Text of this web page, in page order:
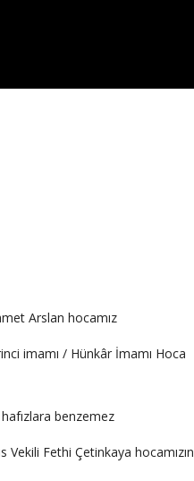
Arslan hocamız
imamı / Hünkâr İmamı Hoca
benzemez
Fethi Çetinkaya hocamızın